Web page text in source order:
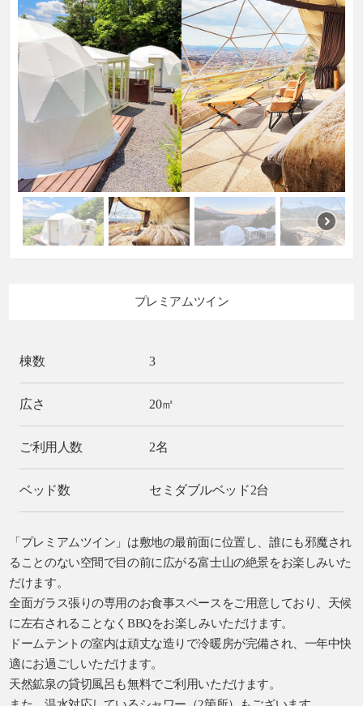
プレミアムツイン
棟数 3
広さ 20㎡
ご利用人数 2名
ベッド数 セミダブルベッド2台
「プレミアムツイン」は敷地の最前面に位置し、誰にも邪魔され
ることのない空間で目の前に広がる富士山の絶景をお楽しみいた
だけます。
全面ガラス張りの専用のお食事スペースをご用意しており、天候
に左右されることなくBBQをお楽しみいただけます。
ドームテントの室内は頑丈な造りで冷暖房が完備され、一年中快
適にお過ごしいただけます。
天然鉱泉の貸切風呂も無料でご利用いただけます。